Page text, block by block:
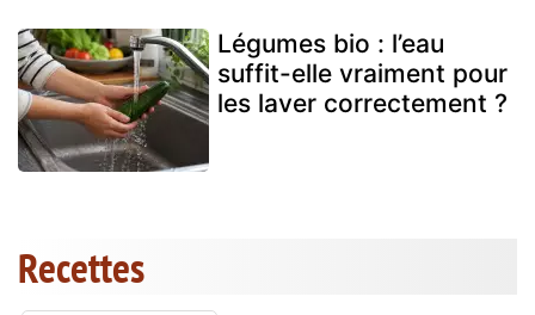
Légumes bio : l’eau
suffit-elle vraiment pour
les laver correctement ?
Recettes